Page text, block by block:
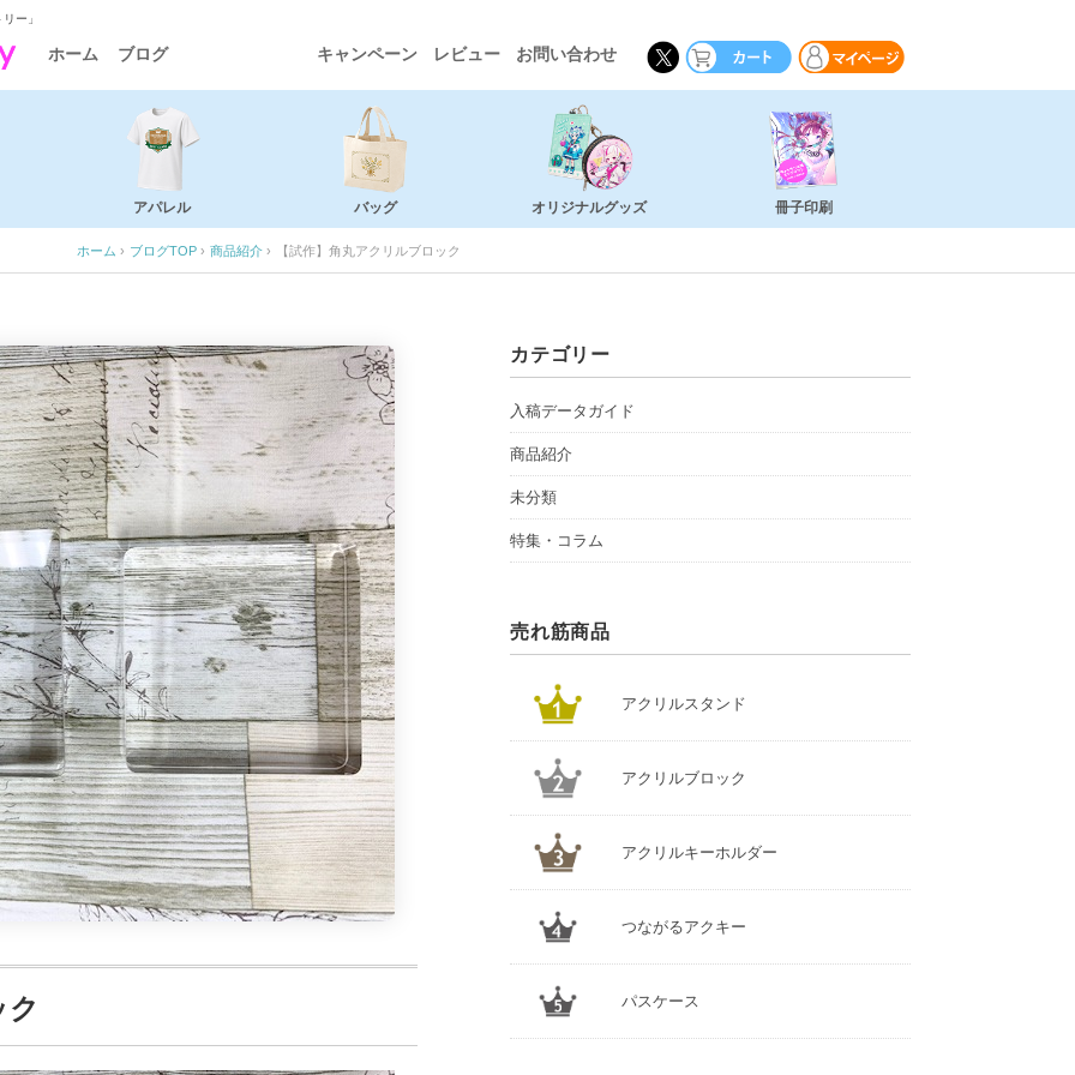
ー」
ホーム ブログ キャンペーン レビュー お問い合わせ
アパレル バッグ オリジナルグッズ 冊子印刷
ホーム › ブログTOP › 商品紹介 › 【試作】角丸アクリルブロック
カテゴリー
入稿データガイド
商品紹介
未分類
特集・コラム
売れ筋商品
アクリルスタンド
アクリルブロック
アクリルキーホルダー
つながるアクキー
パスケース